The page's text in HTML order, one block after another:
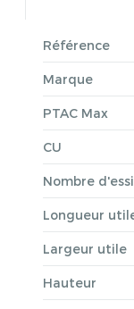
Référence
Marque
PTAC Max
CU
Nombre
Longueur
Largeur utile
Hauteur